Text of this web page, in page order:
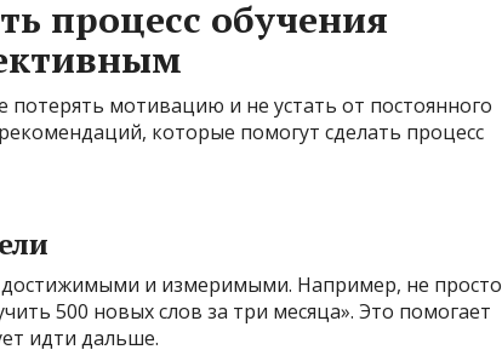
процесс обучения
мотивацию и не устать от постоянного
которые помогут сделать процесс
и измеримыми. Например, не просто
500 новых слов за три месяца». Это помогает
идти дальше.